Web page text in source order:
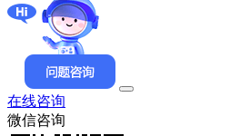
在线咨询
微信咨询